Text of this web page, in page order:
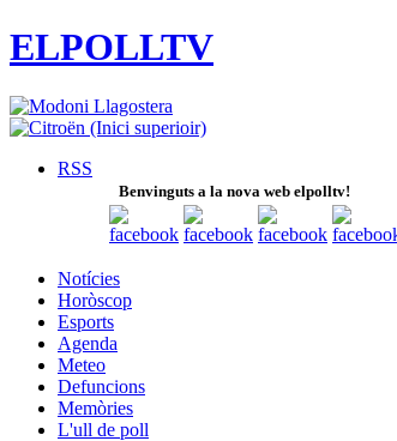
ELPOLLTV
RSS
Benvinguts a la nova web elpolltv!
Notícies
Horòscop
Esports
Agenda
Meteo
Defuncions
Memòries
L'ull de poll